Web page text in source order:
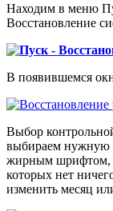
Находим в меню
Восстановление
В появившемся
Выбор
выбираем нужную
жирным шрифтом,
которых нет
изменить месяц